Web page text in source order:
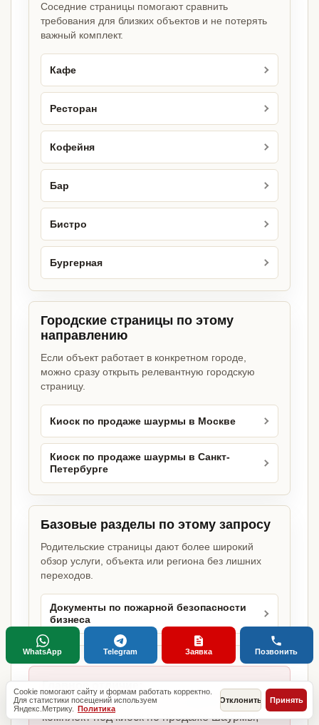
Соседние страницы помогают сравнить
требования для близких объектов и не потерять
важный комплект.
Кафе
Ресторан
Кофейня
Бар
Бистро
Бургерная
Городские страницы по этому
направлению
Если объект работает в конкретном городе,
можно сразу открыть релевантную городскую
страницу.
Киоск по продаже шаурмы в Москве
Киоск по продаже шаурмы в Санкт-
Петербурге
Базовые разделы по этому запросу
Родительские страницы дают более широкий
обзор услуги, объекта или региона без лишних
переходов.
Документы по пожарной безопасности
бизнеса
Главное отличие:
не копируем шаблоны, а собираем
комплект под киоск по продаже шаурмы,
Cookie помогают сайту и формам работать корректно.
Для статистики посещений используем
Яндекс.Метрику. Политика
Отклонить Принять
WhatsApp Telegram Заявка Позвонить